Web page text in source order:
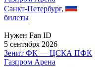
Санкт-Петербург,
билеты
Нужен Fan ID
5 сентября 2026
Зенит ФК — ЦСКА ПФК
Газпром Арена